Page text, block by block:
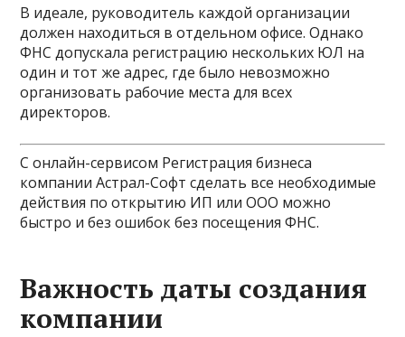
В идеале, руководитель каждой организации
должен находиться в отдельном офисе. Однако
ФНС допускала регистрацию нескольких ЮЛ на
один и тот же адрес, где было невозможно
организовать рабочие места для всех
директоров.
С онлайн-сервисом Регистрация бизнеса
компании Астрал-Софт сделать все необходимые
действия по открытию ИП или ООО можно
быстро и без ошибок без посещения ФНС.
Важность даты создания
компании